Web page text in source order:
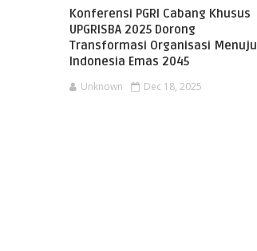
Konferensi PGRI Cabang Khusus
UPGRISBA 2025 Dorong
Transformasi Organisasi Menuju
Indonesia Emas 2045
Unknown Dec 18, 2025